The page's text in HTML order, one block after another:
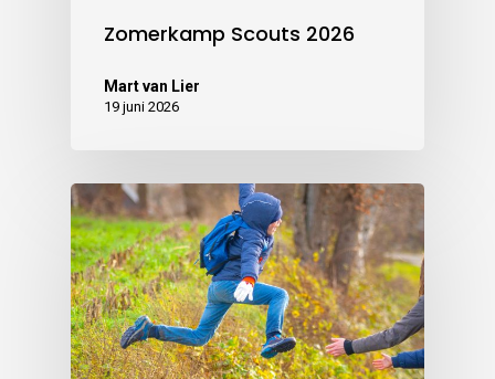
Zomerkamp Scouts 2026
Mart van Lier
19 juni 2026